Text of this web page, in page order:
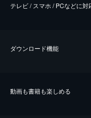
テレビ / スマホ / PCなどに対
ダウンロード機能
動画も書籍も楽しめる